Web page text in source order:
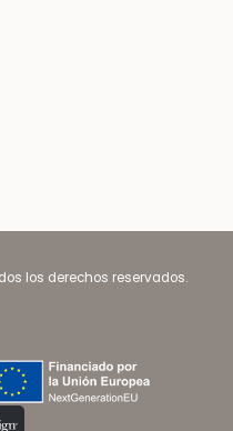
los derechos reservados.